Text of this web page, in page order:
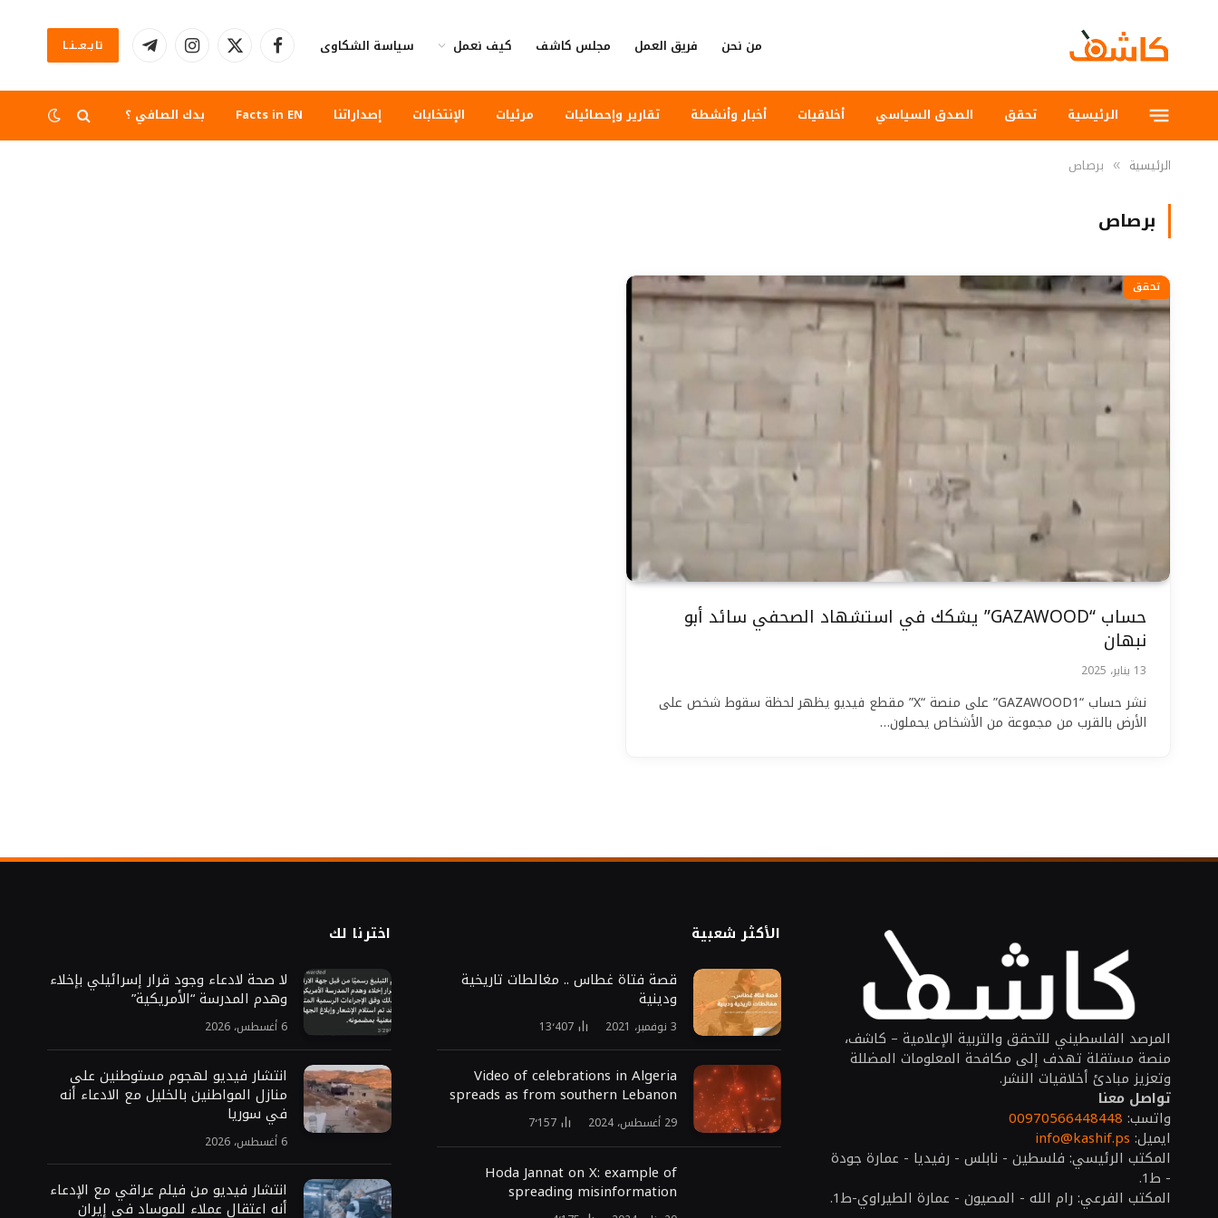
من نحن فريق العمل مجلس كاشف كيف نعمل سياسة الشكاوى فيسبوكX الانستغرامتيلقرام تابــعــنــا
الرئيسية تحقق الصدق السياسي أخلاقيات أخبار وأنشطة تقارير وإحصائيات مرئيات الإنتخابات إصداراتنا Facts in EN بدك الصافي ؟
الرئيسية » برصاص
برصاص
تحقق
حساب “GAZAWOOD” يشكك في استشهاد الصحفي سائد أبو
نبهان
13 يناير، 2025
نشر حساب “GAZAWOOD1” على منصة “X” مقطع فيديو يظهر لحظة سقوط شخص على
الأرض بالقرب من مجموعة من الأشخاص يحملون…
المرصد الفلسطيني للتحقق والتربية الإعلامية – كاشف،
منصة مستقلة تهدف إلى مكافحة المعلومات المضللة
وتعزيز مبادئ أخلاقيات النشر.
تواصل معنا
واتسب: 00970566448448
ايميل: info@kashif.ps
المكتب الرئيسي: فلسطين - نابلس - رفيديا - عمارة جودة
- ط1.
المكتب الفرعي: رام الله - المصيون - عمارة الطيراوي-ط1.
الأكثر شعبية
قصة فتاة غطاس .. مغالطات تاريخية
ودينية
3 نوفمبر، 2021 13٬407
Video of celebrations in Algeria
spreads as from southern Lebanon
29 أغسطس، 2024 7٬157
Hoda Jannat on X: example of
spreading misinformation
اخترنا لك
لا صحة لادعاء وجود قرار إسرائيلي بإخلاء
وهدم المدرسة “الأمريكية”
6 أغسطس، 2026
انتشار فيديو لهجوم مستوطنين على
منازل المواطنين بالخليل مع الادعاء أنه
في سوريا
6 أغسطس، 2026
انتشار فيديو من فيلم عراقي مع الإدعاء
أنه اعتقال عملاء للموساد في إيران